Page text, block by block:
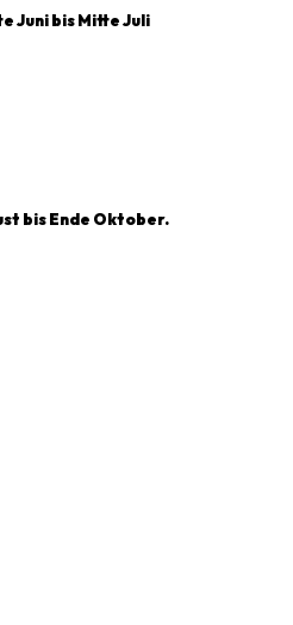
Juni bis Mitte Juli
bis Ende Oktober.